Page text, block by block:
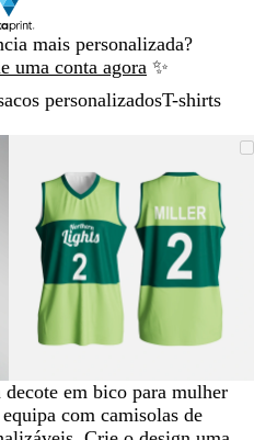
mais personalizada?
uma conta agora ✨
personalizadosT-shirts
dimensionável
Dimensionada
para
mínimo
para
expandir
teclas
de
menos
mais
para
fazer
zoom
as
teclas
em bico para mulher
com camisolas de